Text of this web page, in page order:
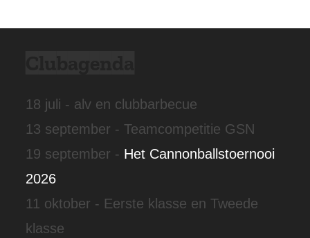
18 juli - alv en clubbarbecue
13 september - Teamcompetitie GSN
19 september - Het Cannonballstoernooi
2026
11 oktober - Eerste klasse en Tweede
klasse